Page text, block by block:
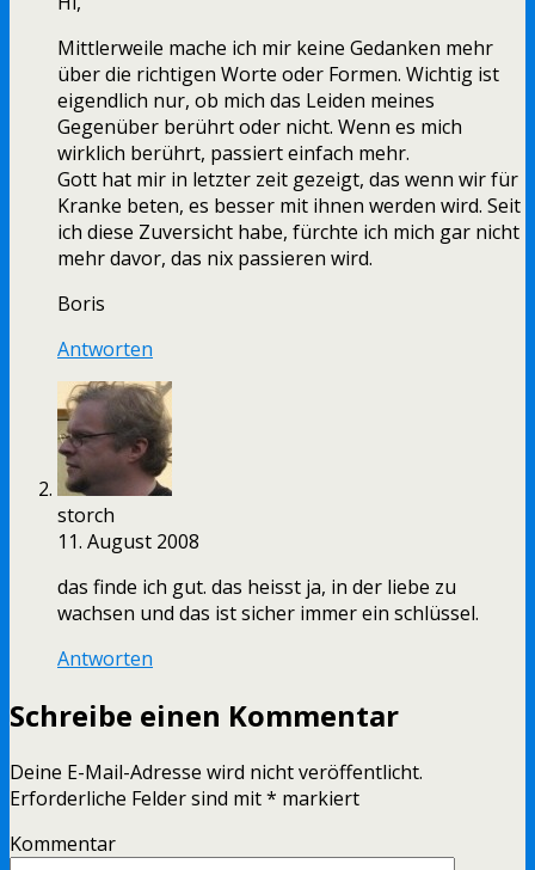
Mittlerweile mache ich mir keine Gedanken mehr
über die richtigen Worte oder Formen. Wichtig ist
eigendlich nur, ob mich das Leiden meines
Gegenüber berührt oder nicht. Wenn es mich
wirklich berührt, passiert einfach mehr.
Gott hat mir in letzter zeit gezeigt, das wenn wir für
Kranke beten, es besser mit ihnen werden wird. Seit
ich diese Zuversicht habe, fürchte ich mich gar nicht
mehr davor, das nix passieren wird.
Boris
Antworten
storch
11. August 2008
das finde ich gut. das heisst ja, in der liebe zu
wachsen und das ist sicher immer ein schlüssel.
Antworten
Schreibe einen Kommentar
Deine E-Mail-Adresse wird nicht veröffentlicht.
Erforderliche Felder sind mit* markiert
Kommentar